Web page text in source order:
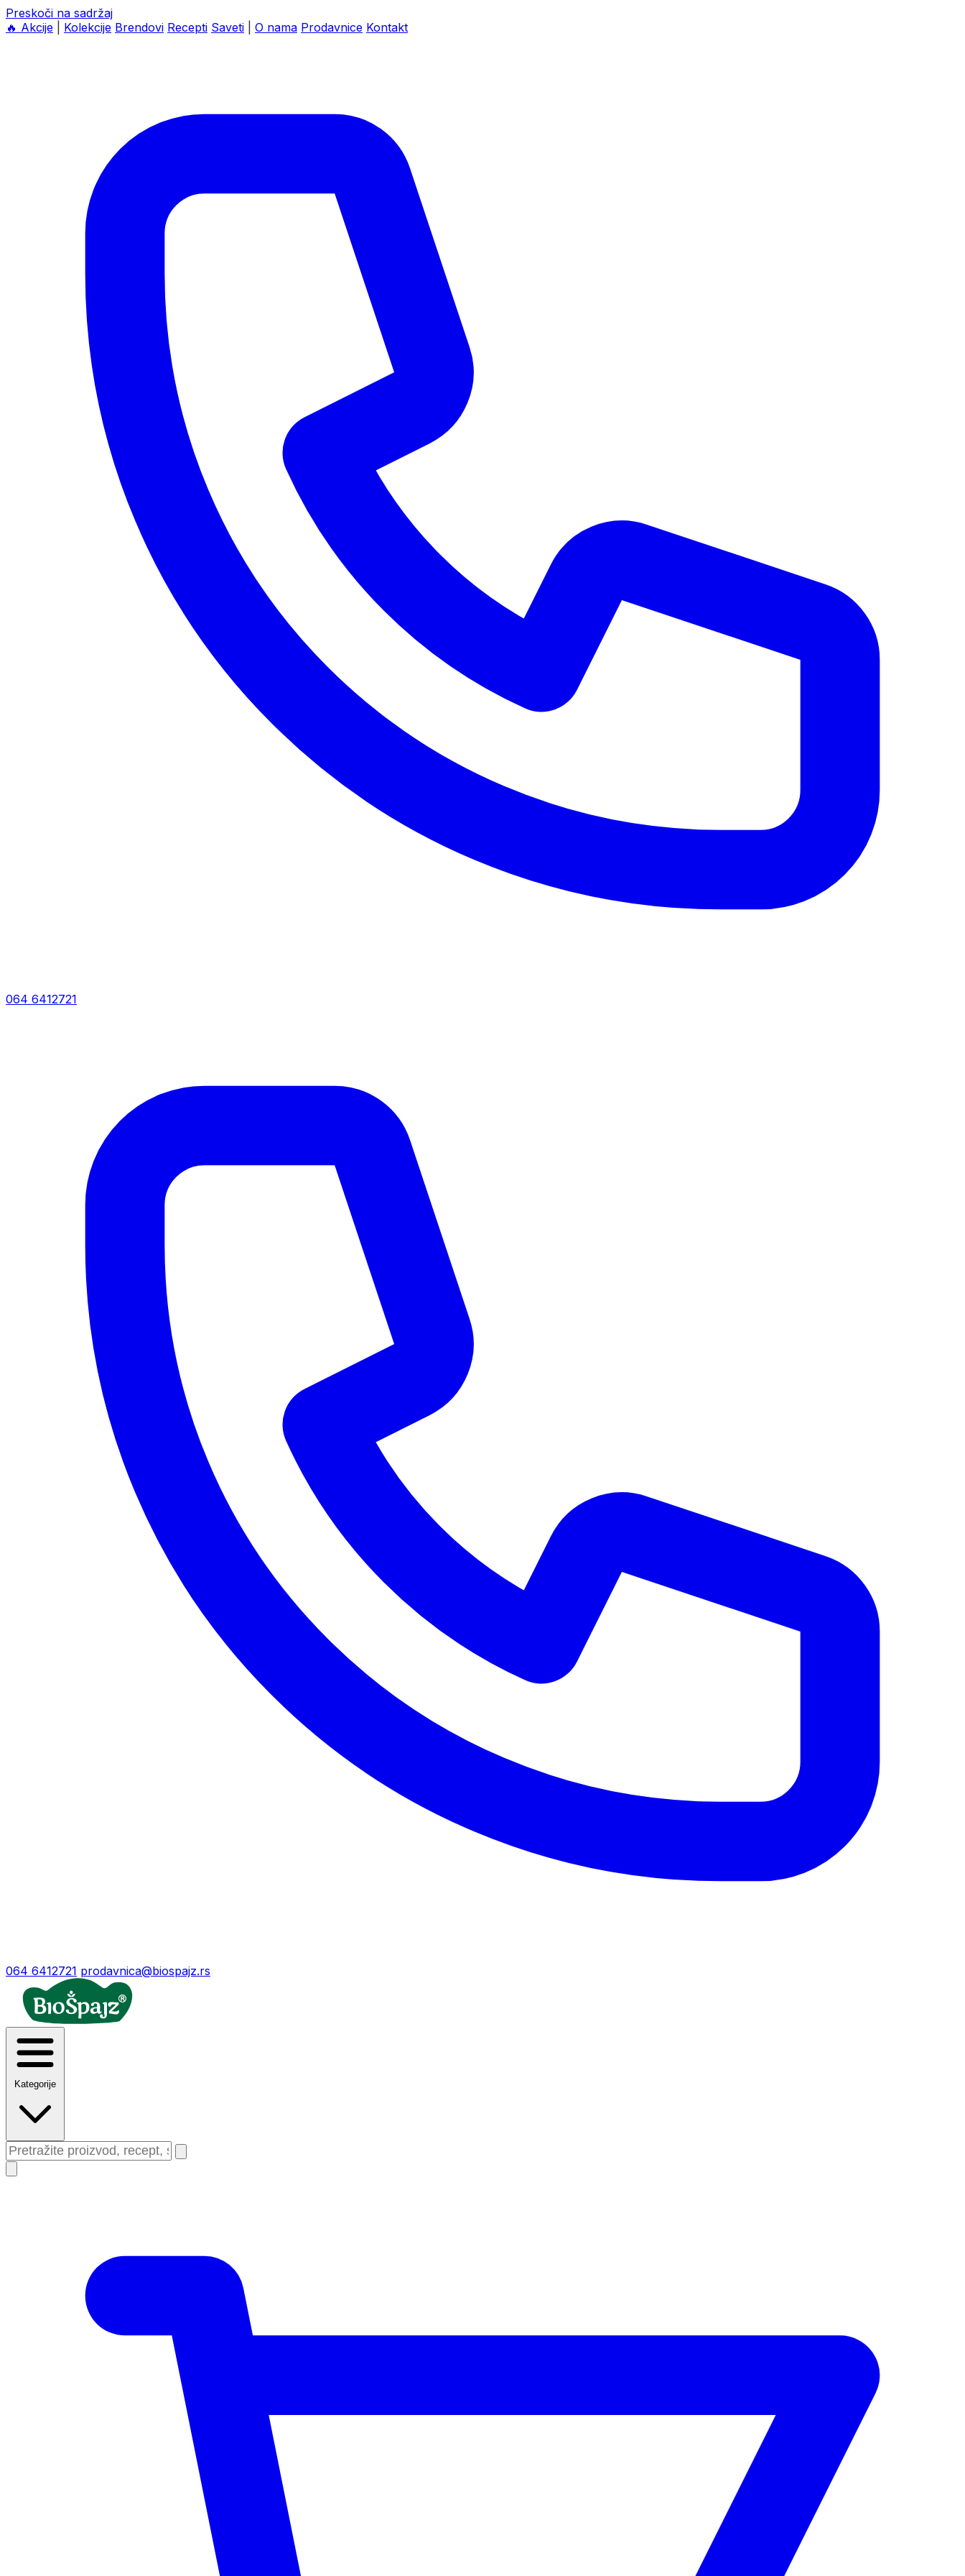
Preskoči na sadržaj
🔥 Akcije Kolekcije Brendovi Recepti Saveti O nama Prodavnice Kontakt
064 6412721
064 6412721 prodavnica@biospajz.rs
Kategorije